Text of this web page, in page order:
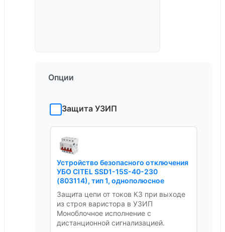
Опции
Защита УЗИП
Устройство безопасного отключения
УБО CITEL SSD1-15S-40-230
(803114), тип 1, однополюсное
Защита цепи от токов КЗ при выходе
из строя варистора в УЗИП
Моноблочное исполнение с
дистанционной сигнализацией.